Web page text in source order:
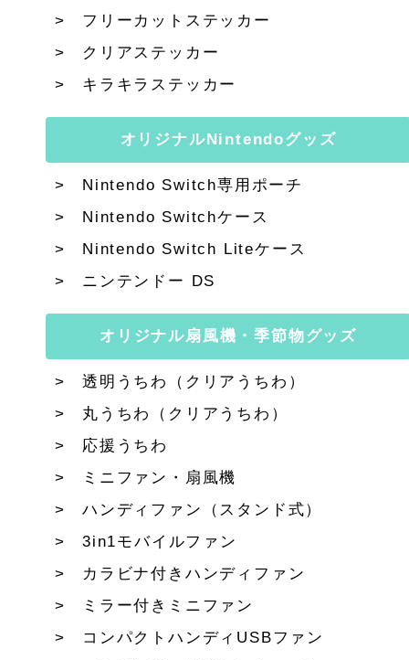
フリーカットステッカー
クリアステッカー
キラキラステッカー
オリジナルNintendoグッズ
Nintendo Switch専用ポーチ
Nintendo Switchケース
Nintendo Switch Liteケース
ニンテンドー DS
オリジナル扇風機・季節物グッズ
透明うちわ（クリアうちわ）
丸うちわ（クリアうちわ）
応援うちわ
ミニファン・扇風機
ハンディファン（スタンド式）
3in1モバイルファン
カラビナ付きハンディファン
ミラー付きミニファン
コンパクトハンディUSBファン